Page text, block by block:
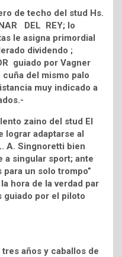
de techo del stud Hs.
DEL REY; lo
le asigna primordial
dividendo ;
guiado por Vagner
cuña del mismo palo
muy indicado a
zaino del stud El
lograr adaptarse al
A. Singnoretti bien
a singular sport; ante
un solo trompo”
hora de la verdad par
guiado por el piloto
años y caballos de